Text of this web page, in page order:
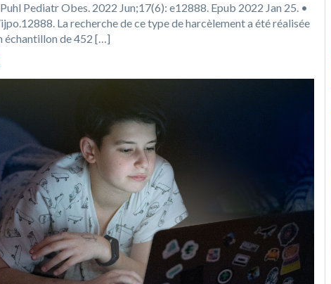
Pediatr Obes. 2022 Jun;17(6): e12888. Epub 2022 Jan 25. •
La recherche de ce type de harcèlement a été réalisée
échantillon de 452 […]